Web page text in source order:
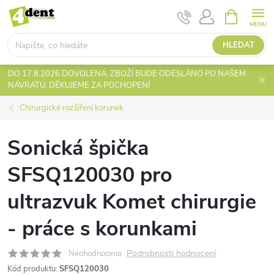
Přejít
obsah
HLEDAT
NÁKUPNÍ
KOŠÍK
DO 17.8.2026 DOVOLENÁ, ZBOŽÍ BUDE ODESLÁNO PO NAŠEM
NÁVRATU, DĚKUJEME ZA POCHOPENÍ
Chirurgické rozšíření korunek
Sonická špička
SFSQ120030 pro
ultrazvuk Komet chirurgie
- práce s korunkami
Neohodnoceno Podrobnosti hodnocení
Kód produktu: SFSQ120030